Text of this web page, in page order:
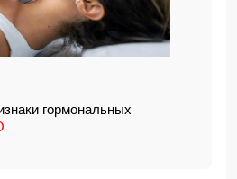
гормональных